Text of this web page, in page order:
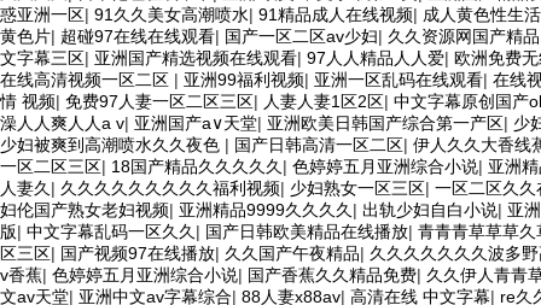
惑亚洲一区| 91久久美女高潮喷水| 91精品成人在线视频| 成人黄色性生
黄色片| 超碰97在线在线观看| 国产一区二区av少妇| 久久资源网国产精品
文字幕三区| 亚洲国产精选视频在线观看| 97人人精品人人爱| 欧洲免费
在线高清视频一区二区 | 亚洲99福利视频| 亚洲一区乱码在线观看| 在线
情 视频| 免费97人妻一区二区三区| 人妻人妻1区2区| 中文字幕原创国产ol
澡人人爽人人a v| 亚洲国产a∨天堂| 亚洲欧美日韩国产综合第一产区| 少
少妇被爽到高潮喷水久久夜色 | 国产日韩高清一区二区| 伊人久久大香线
一区二区三区| 18国产精品久久久久久 | 色婷婷五月亚洲综合小说| 亚洲
人妻久 | 久久久久久久久久久福利视频| 少妇熟女一区三区| 一区二区久久
妇伦国产熟女老妇视频| 亚洲精品9999久久久久 | 出轨少妇自白小说| 亚
版| 中文字幕乱码一区久久 | 国产日韩欧美精品在线播放| 青青青草草草久
区三区| 国产视频97在线播放| 久久国产午夜精品| 久久久久久久久波多
v香蕉| 色婷婷五月亚洲综合小说| 国产香蕉久久精品免费| 久久伊人青青
文av天堂| 亚洲中文av字幕综合| 88人妻x88av| 高清在线 中文字幕| re久